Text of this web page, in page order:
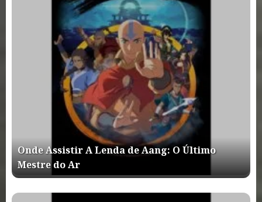
Onde Assistir A Lenda de Aang: O Último
Mestre do Ar